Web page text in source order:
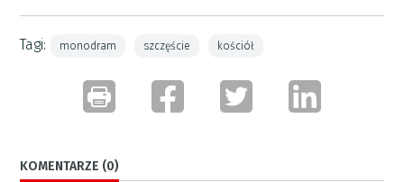
Tagi: monodram szczęście kościół
KOMENTARZE (0)